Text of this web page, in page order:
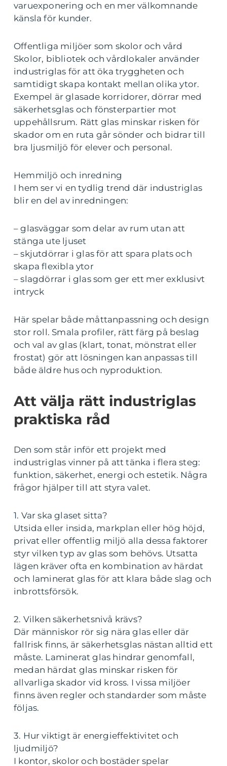
varuexponering och en mer välkomnande
känsla för kunder.
Offentliga miljöer som skolor och vård
Skolor, bibliotek och vårdlokaler använder
industriglas för att öka tryggheten och
samtidigt skapa kontakt mellan olika ytor.
Exempel är glasade korridorer, dörrar med
säkerhetsglas och fönsterpartier mot
uppehållsrum. Rätt glas minskar risken för
skador om en ruta går sönder och bidrar till
bra ljusmiljö för elever och personal.
Hemmiljö och inredning
I hem ser vi en tydlig trend där industriglas
blir en del av inredningen:
– glasväggar som delar av rum utan att
stänga ute ljuset
– skjutdörrar i glas för att spara plats och
skapa flexibla ytor
– slagdörrar i glas som ger ett mer exklusivt
intryck
Här spelar både måttanpassning och design
stor roll. Smala profiler, rätt färg på beslag
och val av glas (klart, tonat, mönstrat eller
frostat) gör att lösningen kan anpassas till
både äldre hus och nyproduktion.
Att välja rätt industriglas
praktiska råd
Den som står inför ett projekt med
industriglas vinner på att tänka i flera steg:
funktion, säkerhet, energi och estetik. Några
frågor hjälper till att styra valet.
1. Var ska glaset sitta?
Utsida eller insida, markplan eller hög höjd,
privat eller offentlig miljö alla dessa faktorer
styr vilken typ av glas som behövs. Utsatta
lägen kräver ofta en kombination av härdat
och laminerat glas för att klara både slag och
inbrottsförsök.
2. Vilken säkerhetsnivå krävs?
Där människor rör sig nära glas eller där
fallrisk finns, är säkerhetsglas nästan alltid ett
måste. Laminerat glas hindrar genomfall,
medan härdat glas minskar risken för
allvarliga skador vid kross. I vissa miljöer
finns även regler och standarder som måste
följas.
3. Hur viktigt är energieffektivitet och
ljudmiljö?
I kontor, skolor och bostäder spelar